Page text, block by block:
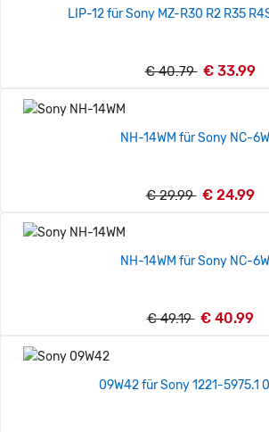
LIP-12 für Sony MZ-R30 R2 R35
€ 40.79 € 33.99
NH-14WM für Sony NC-
€ 29.99 € 24.99
NH-14WM für Sony NC-
€ 49.19 € 40.99
09W42 für Sony 1221-5975.1